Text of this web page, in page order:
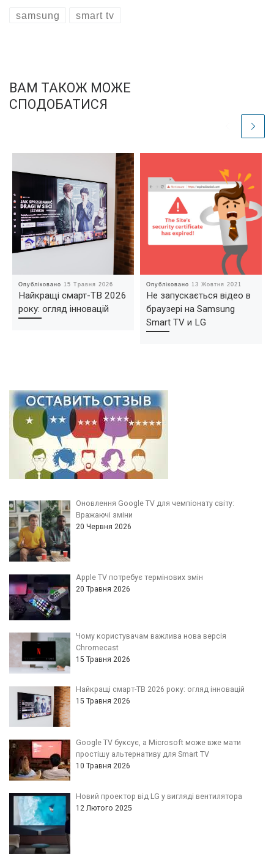
samsung smart tv
ВАМ ТАКОЖ МОЖЕ
СПОДОБАТИСЯ
Опубліковано 15 Травня 2026
Найкращі смарт-ТВ 2026
року: огляд інновацій
Опубліковано 13 Жовтня 2021
Не запускається відео в
браузері на Samsung
Smart TV и LG
Оновлення Google TV для чемпіонату світу:
Вражаючі зміни
20 Червня 2026
Apple TV потребує термінових змін
20 Травня 2026
Чому користувачам важлива нова версія
Chromecast
15 Травня 2026
Найкращі смарт-ТВ 2026 року: огляд інновацій
15 Травня 2026
Google TV буксує, а Microsoft може вже мати
простішу альтернативу для Smart TV
10 Травня 2026
Новий проектор від LG у вигляді вентилятора
12 Лютого 2025